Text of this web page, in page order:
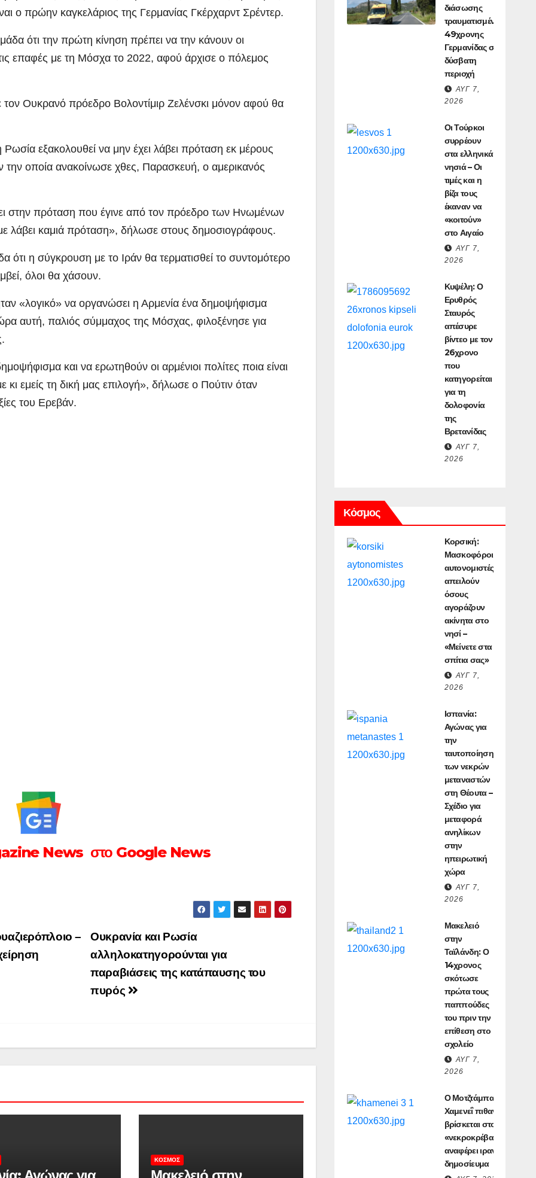
ο πρώην καγκελάριος της Γερμανίας Γκέρχαρντ Σρέντερ.
ότι την πρώτη κίνηση πρέπει να την κάνουν οι
επαφές με τη Μόσχα το 2022, αφού άρχισε ο πόλεμος
Ουκρανό πρόεδρο Βολοντίμιρ Ζελένσκι μόνον αφού θα
εξακολουθεί να μην έχει λάβει πρόταση εκ μέρους
την οποία ανακοίνωσε χθες, Παρασκευή, ο αμερικανός
στην πρόταση που έγινε από τον πρόεδρο των Ηνωμένων
λάβει καμιά πρόταση», δήλωσε στους δημοσιογράφους.
ότι η σύγκρουση με το Ιράν θα τερματισθεί το συντομότερο
όλοι θα χάσουν.
«λογικό» να οργανώσει η Αρμενία ένα δημοψήφισμα
αυτή, παλιός σύμμαχος της Μόσχας, φιλοξένησε για
και να ερωτηθούν οι αρμένιοι πολίτες ποια είναι
εμείς τη δική μας επιλογή», δήλωσε ο Πούτιν όταν
του Ερεβάν.
News στο Google News
Ουκρανία και Ρωσία
αλληλοκατηγορούνται για
παραβιάσεις της κατάπαυσης του
πυρός
–
ΚΌΣΜΟΣ
διάσωσης
τραυματισμένης
49χρονης
Γερμανίδας σε
δύσβατη
περιοχή
ΑΥΓ 7,
2026
Οι Τούρκοι
συρρέουν
στα ελληνικά
νησιά – Οι
τιμές και η
βίζα τους
έκαναν να
«κοιτούν»
στο Αιγαίο
ΑΥΓ 7,
2026
Κυψέλη: Ο
Ερυθρός
Σταυρός
απέσυρε
βίντεο με τον
26χρονο
που
κατηγορείται
για τη
δολοφονία
της
Βρετανίδας
ΑΥΓ 7,
2026
Κόσμος
Κορσική:
Μασκοφόροι
αυτονομιστές
απειλούν
όσους
αγοράζουν
ακίνητα στο
νησί –
«Μείνετε στα
σπίτια σας»
ΑΥΓ 7,
2026
Ισπανία:
Αγώνας για
την
ταυτοποίηση
των νεκρών
μεταναστών
στη Θέουτα –
Σχέδιο για
μεταφορά
ανηλίκων
στην
ηπειρωτική
χώρα
ΑΥΓ 7,
2026
Μακελειό
στην
Ταϊλάνδη: Ο
14χρονος
σκότωσε
πρώτα τους
παππούδες
του πριν την
επίθεση στο
σχολείο
ΑΥΓ 7,
2026
Ο Μοτζτάμπα
Χαμενεΐ πιθανόν
βρίσκεται στο
«νεκροκρέβατο»,
αναφέρει ιρανικό
δημοσίευμα